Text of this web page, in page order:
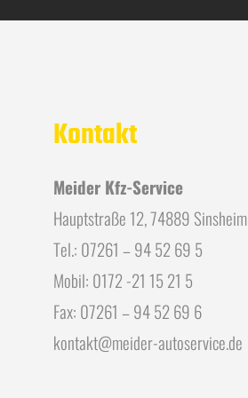
Kontakt
Meider Kfz-Service
Hauptstraße 12, 74889 Sinsheim
Tel.: 07261 – 94 52 69 5
Mobil: 0172 -21 15 21 5
Fax: 07261 – 94 52 69 6
kontakt@meider-autoservice.de